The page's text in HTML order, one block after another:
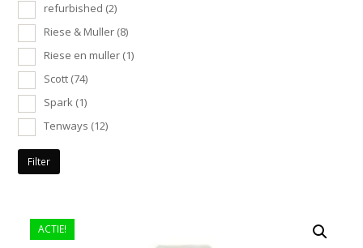
refurbished (2)
Riese & Muller (8)
Riese en muller (1)
Scott (74)
Spark (1)
Tenways (12)
Filter
ACTIE!